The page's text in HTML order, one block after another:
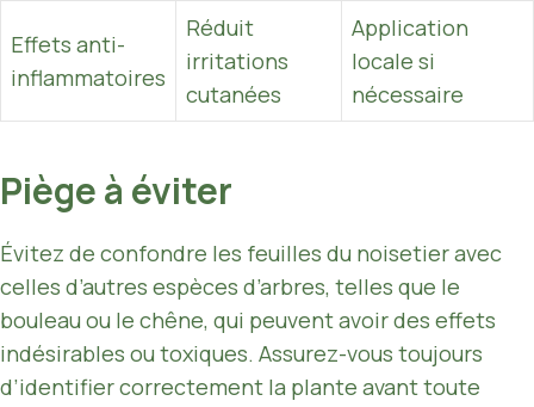
Effets anti-
inflammatoires
Réduit
irritations
cutanées
Application
locale si
nécessaire
Piège à éviter
Évitez de confondre les feuilles du noisetier avec
celles d’autres espèces d’arbres, telles que le
bouleau ou le chêne, qui peuvent avoir des effets
indésirables ou toxiques. Assurez-vous toujours
d’identifier correctement la plante avant toute